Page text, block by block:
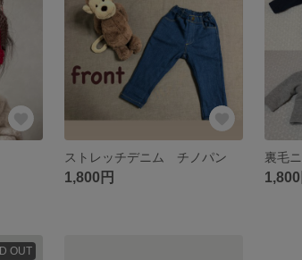
ストレッチデニム チノパン
1,800円
裏毛
1,800
OUT